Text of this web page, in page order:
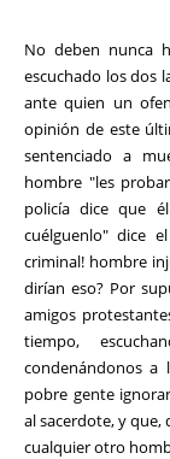
No deben nunca
escuchado los dos
ante quien un
opinión de este
sentenciado a
hombre "les
policía dice que
cuélguenlo" dice
criminal! hombre
dirían eso? Por
amigos
tiempo,
condenándonos a
pobre gente
al sacerdote, y que,
cualquier otro